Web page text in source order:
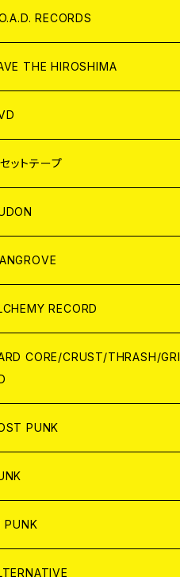
RECORDS
THE HIROSHIMA
レル
ットテープ
レル
ログ
CONTENTS
RECORD
CORE/CRUST/THRASH/GRI
PUNK
PUNK